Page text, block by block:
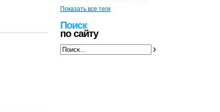
Показать все теги
Поиск
по сайту